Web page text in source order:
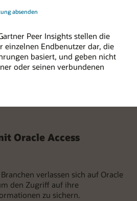
absenden
Peer Insights stellen die
einzelnen Endbenutzer dar, die
basiert, und geben nicht
oder seinen verbundenen
Oracle Access
verlassen sich auf Oracle
den Zugriff auf ihre
zu sichern.